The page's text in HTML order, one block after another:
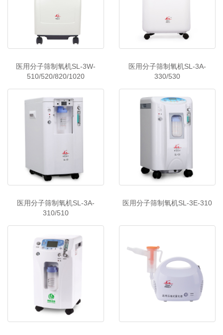
医用分子筛制氧机SL-3W-
510/520/820/1020
医用分子筛制氧机SL-3A-
330/530
医用分子筛制氧机SL-3A-
310/510
医用分子筛制氧机SL-3E-310